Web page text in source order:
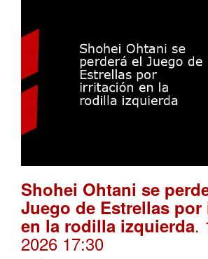
Shohei Ohtani se
Juego de Estrellas
en la rodilla izquierda.
2026 17:30